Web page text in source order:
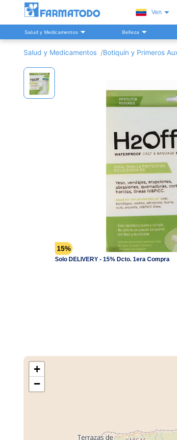
Ven
Salud y Medicamentos Belleza
Salud y Medicamentos Botiquín y Primeros
15%
Solo DELIVERY - 15% Dcto. 1era Compra
+
−